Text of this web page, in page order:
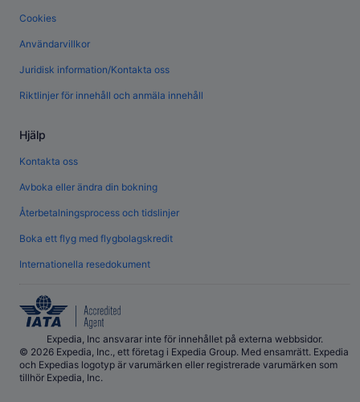
Cookies
Användarvillkor
Juridisk information/Kontakta oss
Riktlinjer för innehåll och anmäla innehåll
Hjälp
Kontakta oss
Avboka eller ändra din bokning
Återbetalningsprocess och tidslinjer
Boka ett flyg med flygbolagskredit
Internationella resedokument
Expedia, Inc ansvarar inte för innehållet på externa webbsidor.
© 2026 Expedia, Inc., ett företag i Expedia Group. Med ensamrätt. Expedia
och Expedias logotyp är varumärken eller registrerade varumärken som
tillhör Expedia, Inc.